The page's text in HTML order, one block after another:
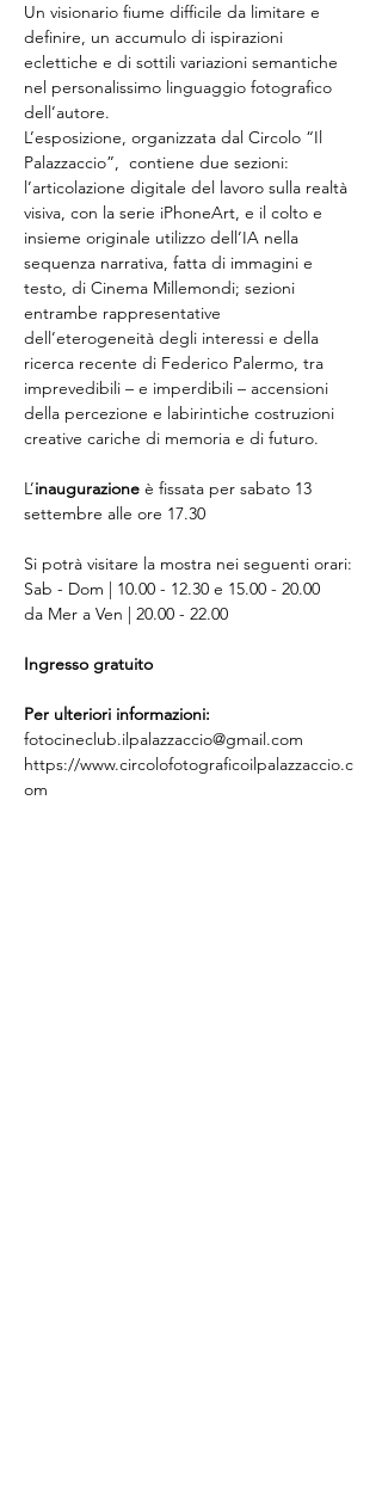
Un visionario fiume difficile da limitare e
definire, un accumulo di ispirazioni
eclettiche e di sottili variazioni semantiche
nel personalissimo linguaggio fotografico
dell’autore.
L’esposizione, organizzata dal Circolo “Il
Palazzaccio”,  contiene due sezioni:
l’articolazione digitale del lavoro sulla realtà
visiva, con la serie iPhoneArt, e il colto e
insieme originale utilizzo dell’IA nella
sequenza narrativa, fatta di immagini e
testo, di Cinema Millemondi; sezioni
entrambe rappresentative
dell’eterogeneità degli interessi e della
ricerca recente di Federico Palermo, tra
imprevedibili – e imperdibili – accensioni
della percezione e labirintiche costruzioni
creative cariche di memoria e di futuro.
L’inaugurazione è fissata per sabato 13
settembre alle ore 17.30
Si potrà visitare la mostra nei seguenti orari:
Sab - Dom | 10.00 - 12.30 e 15.00 - 20.00
da Mer a Ven | 20.00 - 22.00
Ingresso gratuito
Per ulteriori informazioni:
fotocineclub.ilpalazzaccio@gmail.com
https://www.circolofotograficoilpalazzaccio.c
om